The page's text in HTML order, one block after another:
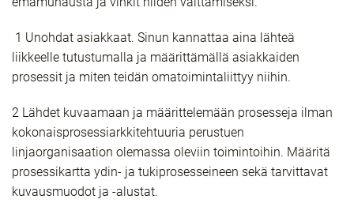
1 Unohdat asiakkaat. Sinun kannattaa aina lähteä
liikkeelle tutustumalla ja määrittämällä asiakkaiden
prosessit ja miten teidän omatoimintaliittyy niihin.
2 Lähdet kuvaamaan ja määrittelemään prosesseja ilman
kokonaisprosessiarkkitehtuuria perustuen
linjaorganisaation olemassa oleviin toimintoihin. Määritä
prosessikartta ydin- ja tukiprosesseineen sekä tarvittavat
kuvausmuodot ja -alustat.